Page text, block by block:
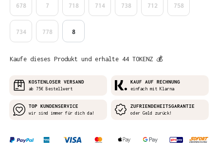
678 7 718 714 738 712 758
734 778 8
Kaufe dieses Produkt und erhalte 44 TOKENZ 💰
KOSTENLOSER VERSAND
ab 75€ Bestellwert
KAUF AUF RECHNUNG
einfach mit Klarna
TOP KUNDENSERVICE
wir sind immer für dich da!
ZUFRIENDEHEITSGARANTIE
oder Geld zurück!